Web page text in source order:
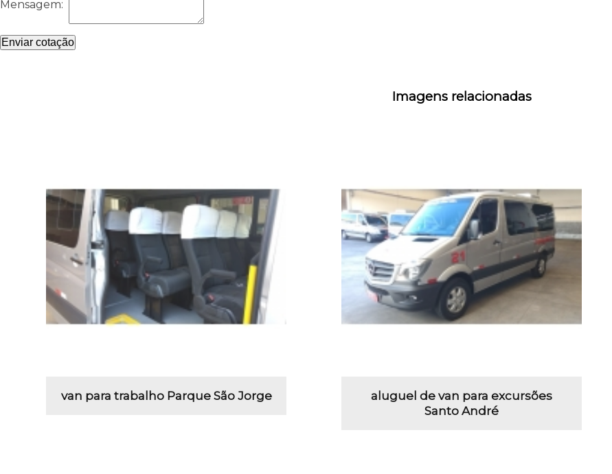
Mensagem:
Enviar cotação
Imagens relacionadas
van para trabalho Parque São Jorge
aluguel de van para excursões
Santo André